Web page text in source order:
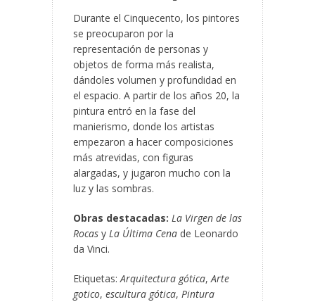
Durante el Cinquecento, los pintores
se preocuparon por la
representación de personas y
objetos de forma más realista,
dándoles volumen y profundidad en
el espacio. A partir de los años 20, la
pintura entró en la fase del
manierismo, donde los artistas
empezaron a hacer composiciones
más atrevidas, con figuras
alargadas, y jugaron mucho con la
luz y las sombras.
Obras destacadas: La Virgen de las
Rocas y La Última Cena de Leonardo
da Vinci.
Etiquetas:Arquitectura gótica,Arte
gotico, escultura gótica, Pintura